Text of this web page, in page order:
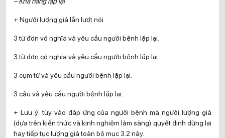
+ Người lượng giá lần lượt nói
3 từ đơn vô nghĩa và yêu cầu người bệnh lặp lại.
3 từ đơn có nghĩa và yêu cầu người bệnh lặp lại
3 cụm từ và yêu cầu người bệnh lặp lại.
3 câu và yêu cầu người bệnh lặp lại.
+ Lưu ý: tùy vào đáp ứng của người bệnh mà người lượng giá
(dựa trên kiến thức và kinh nghiệm làm sàng) quyết định dừng lại
hay tiếp tục lượng giá toàn bộ mục 3.2 này.